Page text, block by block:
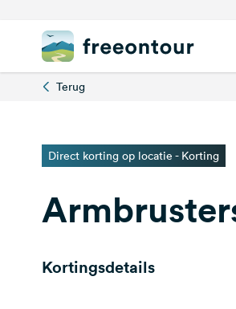
Terug
Direct korting op locatie - Korting
Kortingsdetails